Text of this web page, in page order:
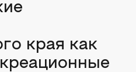
края как